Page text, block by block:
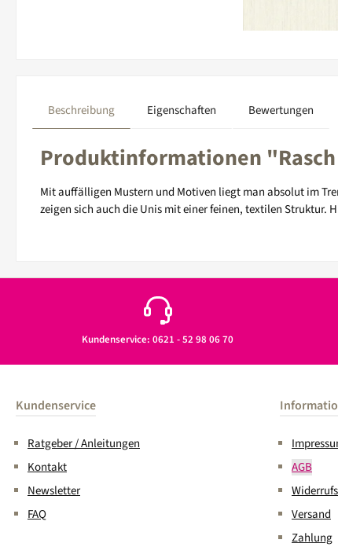
Beschreibung Eigenschaften Bewertungen
Produktinformationen
Mit auffälligen Mustern und Motiven liegt man absolut im
zeigen sich auch die Unis mit einer feinen, textilen Struktur.
Kundenservice: 0621 - 52 98 06 70
Kundenservice
Ratgeber / Anleitungen
Kontakt
Newsletter
FAQ
AGB
Versand
Zahlung